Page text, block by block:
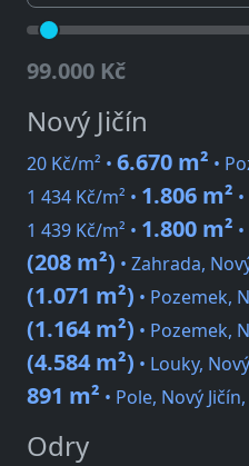
99.000 Kč
Nový Jičín
20 Kč/m² • 6.670 m² •
1 434 Kč/m² • 1.806 m²
1 439 Kč/m² • 1.800 m²
(208 m²) • Zahrada,
(1.071 m²) • Pozemek,
(1.164 m²) • Pozemek,
(4.584 m²) • Louky,
891 m² • Pole, Nový
Odry